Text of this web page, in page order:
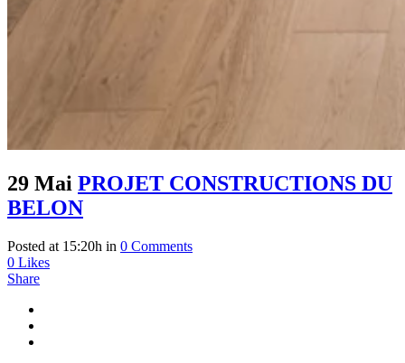
29 Mai PROJET CONSTRUCTIONS DU
BELON
Posted at 15:20h in 0 Comments
0 Likes
Share